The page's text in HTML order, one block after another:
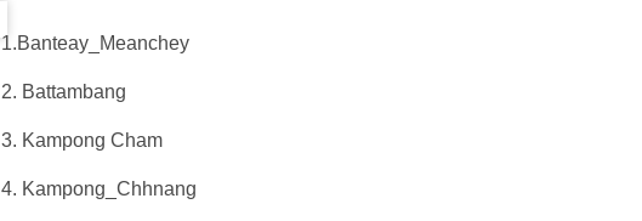
1.Banteay_Meanchey
2. Battambang
3. Kampong Cham
4. Kampong_Chhnang